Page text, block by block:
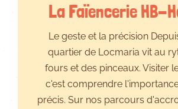
La Faïencerie HB-
Le geste et la précision
quartier de Locmaria vit au
fours et des pinceaux. Visiter
c'est comprendre
précis. Sur nos parcours